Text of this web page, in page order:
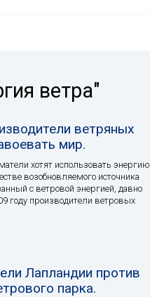
ветра"
ветряных
мир.
хотят использовать энергию
возобновляемого источника
с ветровой энергией, давно
году производители ветровых
Лапландии против
парка.